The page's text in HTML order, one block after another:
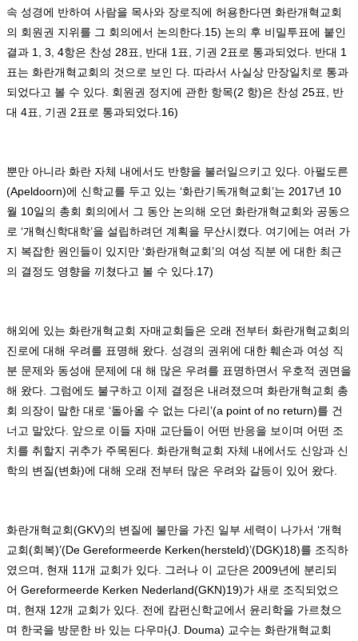
속 성경에 반하여 사람을 목사와 장로직에 허용한다면 화란개혁교회
의 회원권 지위를 그 회의에서 논의한다 .15) 논의 후 비밀투표에 붙인
결과 1, 3, 4항은 찬성 28표 반대 1 표 기권 2표로 통과되었다 반대 1
표는 화란개혁교회의 것으로 보인 다 따라서 사실상 만장일치로 통과
되었다고 볼 수 있다 회원권 정지에 관한 항목(2 항)은 찬성 25표
반
대 4표 기권 2표로 통과되었다 .16)
뿐만 아니라 화란 자체 내에서도 반향을 불러일으키고 있다 아펄도른
(Apeldoorn)에 신학교를 두고 있는 ‘화란기독개혁교회’는 2017년 10
월 10일의 총회 회의에서 그 동안 논의해 오던 화란개혁교회와 공동으
로 ‘개혁신학대학’을 설립하려던 계획을 무산시켰다 여기에는 여러 가
지 복잡한 원인들이 있지만 ‘화란개혁교회’의 여성 직분 에 대한 최근
의 결정도 영향을 끼쳤다고 볼 수 있다 .17)
해외에 있는 화란개혁교회 자매교회들은 오래 전부터 화란개혁교회의
진로에 대해 우려를 표명해 왔다 성경의 권위에 대한 훼손과 여성 직
분 문제와 동성애 문제에 대 해 많은 우려를 표명하면서 우호적 권면을
해 왔다
그럼에도 불구하고 이제 결정은 내려졌으며 화란개혁교회 총
회 의장이 말한 대로 ‘돌아올 수 없는 다리’(a point of no return)를 건
너고 말았다 앞으로 이들 자매 교단들이 어떤 반응을 보이며 어떤 조
치를 취할지 귀추가 주목된다 화란개혁교회 자체 내에서도 신앙과 신
학의 변질(변화)에 대해 오래 전부터 많은 우려와 갈등이 있어 왔다
화란개혁교회(GKV)의 변질에 불만을 가진 일부 세력이 나가서 ‘개혁
교회(회복)’(De Gereformeerde Kerken(hersteld)’(DGK)18)를 조직하
였으며
현재 11 개 교회가 있다 그러나 이 교단은 2009년에 분리되
어 Gereformeerde Kerken Nederland(GKN)19)가 새로 조직되었으
며
현재 12개 교회가 있다 전에 캄펀신학교에서 윤리학을 가르쳤으
며 한국을 방문한 바 있는 다우마(J. Douma) 교수는 화란개혁교회